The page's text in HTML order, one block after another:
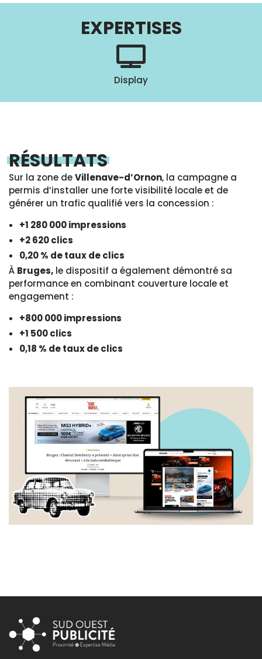
EXPERTISES
Display
RÉSULTATS
Sur la zone deVillenave-d’Ornon, la campagne a
permis d’installer une forte visibilité locale et de
générer un trafic qualifié vers la concession :
+1 280 000 impressions
+2 620 clics
0,20 % de taux de clics
À Bruges, le dispositif a également démontré sa
performance en combinant couverture locale et
engagement :
+800 000 impressions
+1 500 clics
0,18 % de taux de clics